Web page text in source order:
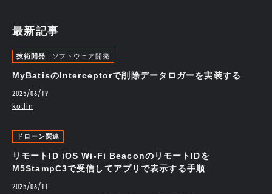
最新記事
技術開発 ソフトウェア開発
MyBatisのInterceptorで削除データロガーを実装する
2025/06/19
kotlin
ドローン関連
リモートID iOS Wi-Fi BeaconのリモートIDを
M5StampC3で受信してアプリで表示する手順
2025/06/11